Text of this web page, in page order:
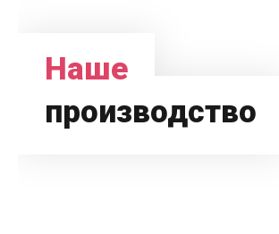
Наше
производство